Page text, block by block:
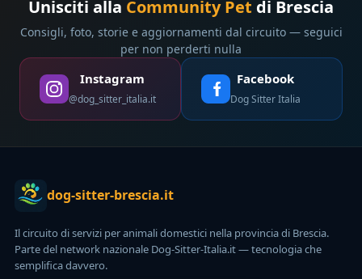
Unisciti alla Community Pet di Brescia
Consigli, foto, storie e aggiornamenti dal circuito — seguici
per non perderti nulla
Instagram
@dog_sitter_italia.it
Facebook
Dog Sitter Italia
dog-sitter-brescia.it
Il circuito di servizi per animali domestici nella provincia di Brescia.
Parte del network nazionale Dog-Sitter-Italia.it — tecnologia che
semplifica davvero.